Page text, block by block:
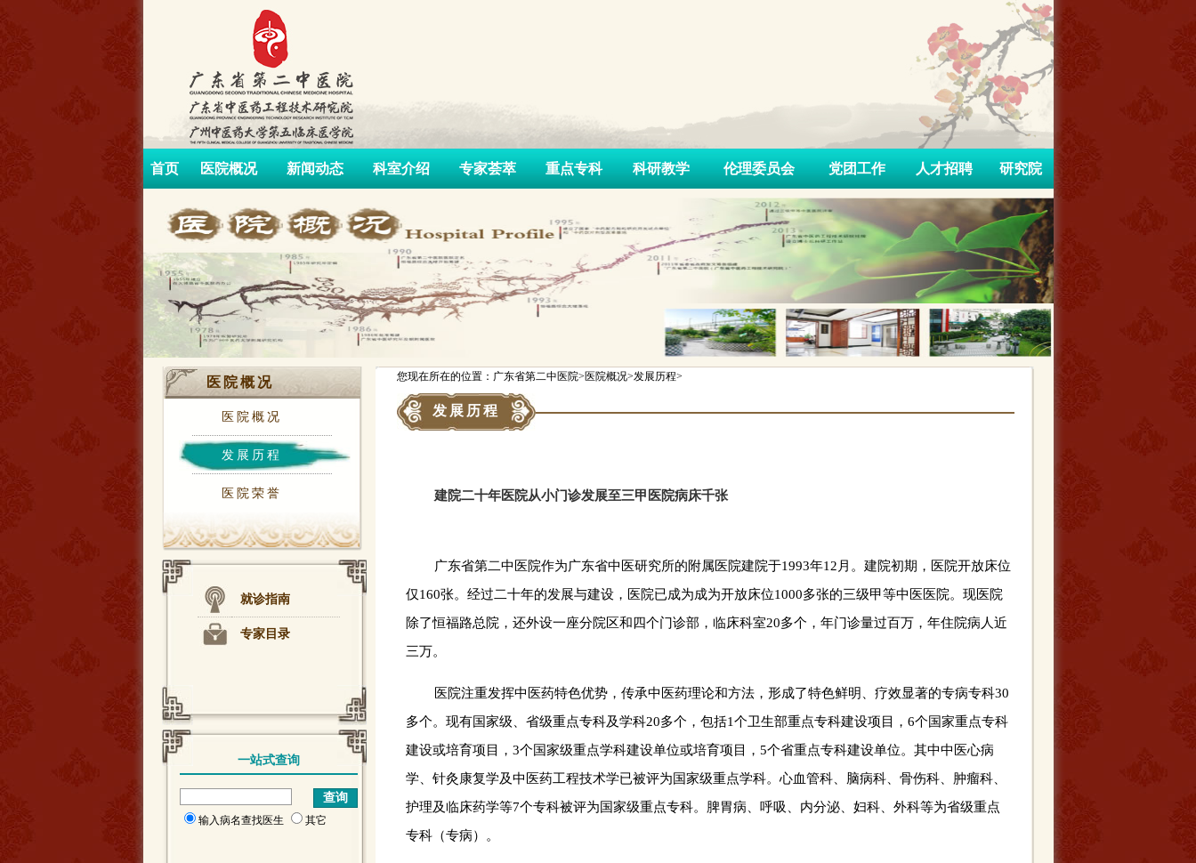
首页 医院概况 新闻动态 科室介绍 专家荟萃 重点专科 科研教学 伦理委员会 党团工作 人才招聘 研究院
医院概况
医院概况
发展历程
医院荣誉
就诊指南
专家目录
一站式查询
输入病名查找医生 其它
您现在所在的位置：广东省第二中医院>医院概况>发展历程>
发展历程
建院二十年医院从小门诊发展至三甲医院病床千张
广东省第二中医院作为广东省中医研究所的附属医院建院于1993年12月。建院初期，医院开放床位
仅160张。经过二十年的发展与建设，医院已成为成为开放床位1000多张的三级甲等中医医院。现医院
除了恒福路总院，还外设一座分院区和四个门诊部，临床科室20多个，年门诊量过百万，年住院病人近
三万。
医院注重发挥中医药特色优势，传承中医药理论和方法，形成了特色鲜明、疗效显著的专病专科30
多个。现有国家级、省级重点专科及学科20多个，包括1个卫生部重点专科建设项目，6个国家重点专科
建设或培育项目，3个国家级重点学科建设单位或培育项目，5个省重点专科建设单位。其中中医心病
学、针灸康复学及中医药工程技术学已被评为国家级重点学科。心血管科、脑病科、骨伤科、肿瘤科、
护理及临床药学等7个专科被评为国家级重点专科。脾胃病、呼吸、内分泌、妇科、外科等为省级重点
专科（专病）。